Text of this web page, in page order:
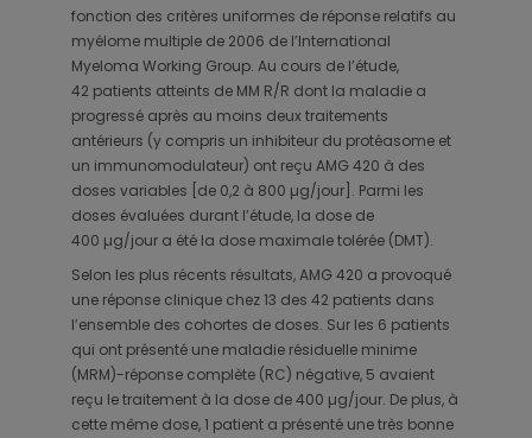
fonction des critères uniformes de réponse relatifs au
myélome multiple de 2006 de l’International
Myeloma Working Group. Au cours de l’étude,
42 patients atteints de MM R/R dont la maladie a
progressé après au moins deux traitements
antérieurs (y compris un inhibiteur du protéasome et
un immunomodulateur) ont reçu AMG 420 à des
doses variables [de 0,2 à 800 µg/jour]. Parmi les
doses évaluées durant l’étude, la dose de
400 µg/jour a été la dose maximale tolérée (DMT).
Selon les plus récents résultats, AMG 420 a provoqué
une réponse clinique chez 13 des 42 patients dans
l’ensemble des cohortes de doses. Sur les 6 patients
qui ont présenté une maladie résiduelle minime
(MRM)-réponse complète (RC) négative, 5 avaient
reçu le traitement à la dose de 400 µg/jour. De plus, à
cette même dose, 1 patient a présenté une très bonne